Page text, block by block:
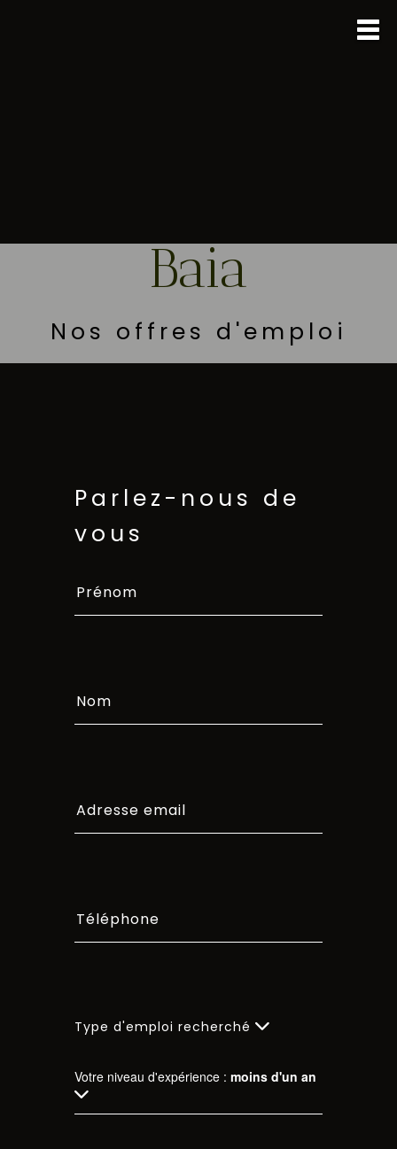
Baia
Nos offres d'emploi
Parlez-nous de
vous
Type d'emploi recherché
Votre niveau d'expérience : moins d'un an